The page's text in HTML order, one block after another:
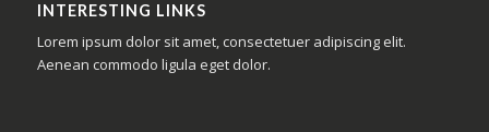
INTERESTING LINKS
Lorem ipsum dolor sit amet, consectetuer adipiscing elit.
Aenean commodo ligula eget dolor.